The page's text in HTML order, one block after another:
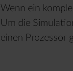
Wenn ein
Um die
einen Prozessor